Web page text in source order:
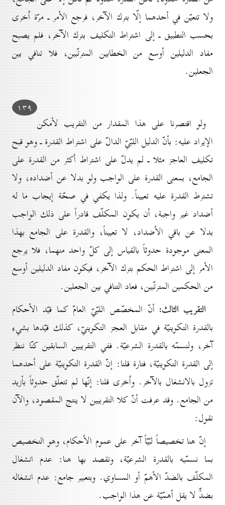
ولا تتعيّن في أحدهما إلّا بترك الآخر، فرجع الأمر ـ مرّة اُخرى
بحسب التطبيق ـ إلى اشتراط التكليف بترك الآخر، فلم يصبح
مفاد الدليلين أوسع من الخطابين المترتّبين، فلا تنافي بين
الجعلين.
۱۳۹
ولو اقتصرنا على هذا المقدار من التقريب لأمكن
الإيراد عليه: بأنّ الدليل اللبّيّ الدالّ على اشتراط القدرة ـ وهو قبح
تكليف العاجز مثلا ـ لم يدلّ على اشتراط أكثر من القدرة على
الجامع، بمعنى القدرة على الواجب ولو بدلا عن أضداده، ولا
تشترط القدرة عليه تعييناً. ولذا يكفي في صحّة إيجاب ما له
أضداد غير واجبة، أن يكون المكلّف قادراً على ذلك الواجب
بدلا عن باقي الأضداد، لا تعييناً، والقدرة على الجامع بهذا
المعنى موجودة حدوثاً بالقياس إلى كلّ واحد منهما، فلا يرجع
الأمر إلى اشتراط الحكم بترك الآخر، فيكون مفاد الدليلين أوسع
من الحكمين المترتّبين، فعاد التنافي بين الجعلين.
التقريب الثالث: أنّ المخصّص اللبّيّ العامّ كما قيّد الأحكام
بالقدرة التكوينيّة في مقابل العجز التكوينيّ، كذلك قيّدها بشيء
آخر، ولنسمّه بالقدرة الشرعيّة. ففي التقريبين السابقين كنّا ننظر
إلى القدرة التكوينيّة، فتارة قلنا: إنّ القدرة التكوينيّة على أحدهما
تزول بالانشغال بالآخر. واُخرى قلنا: إنّها لم تتعلّق حدوثاً بأزيد
من الجامع. وقد عرفت أنّ كلا التقريبين لا ينتج المقصود، والآن
نقول:
إنّ هنا تخصيصاً لبّيّاً آخر على عموم الأحكام، وهو التخصيص
بما نسمّيه بالقدرة الشرعيّة، ونقصد بها هنا: عدم انشغال
المكلّف بالضدّ الأهمّ أو المساوي. وبتعبير جامع: عدم انشغاله
بضدٍّ لا يقل أهمّيّة عن هذا الواجب.